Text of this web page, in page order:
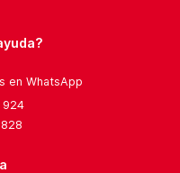
en WhatsApp